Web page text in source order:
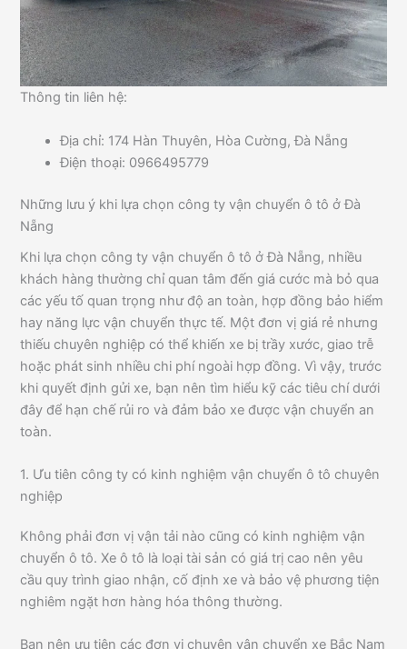
Thông tin liên hệ:
Địa chỉ: 174 Hàn Thuyên, Hòa Cường, Đà Nẵng
Điện thoại: 0966495779
Những lưu ý khi lựa chọn công ty vận chuyển ô tô ở Đà
Nẵng
Khi lựa chọn công ty vận chuyển ô tô ở Đà Nẵng, nhiều
khách hàng thường chỉ quan tâm đến giá cước mà bỏ qua
các yếu tố quan trọng như độ an toàn, hợp đồng bảo hiểm
hay năng lực vận chuyển thực tế. Một đơn vị giá rẻ nhưng
thiếu chuyên nghiệp có thể khiến xe bị trầy xước, giao trễ
hoặc phát sinh nhiều chi phí ngoài hợp đồng. Vì vậy, trước
khi quyết định gửi xe, bạn nên tìm hiểu kỹ các tiêu chí dưới
đây để hạn chế rủi ro và đảm bảo xe được vận chuyển an
toàn.
1. Ưu tiên công ty có kinh nghiệm vận chuyển ô tô chuyên
nghiệp
Không phải đơn vị vận tải nào cũng có kinh nghiệm vận
chuyển ô tô. Xe ô tô là loại tài sản có giá trị cao nên yêu
cầu quy trình giao nhận, cố định xe và bảo vệ phương tiện
nghiêm ngặt hơn hàng hóa thông thường.
Bạn nên ưu tiên các đơn vị chuyên vận chuyển xe Bắc Nam